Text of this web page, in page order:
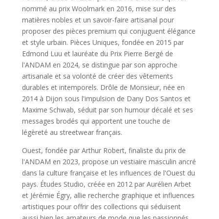
nommé au prix Woolmark en 2016, mise sur des
matières nobles et un savoir-faire artisanal pour
proposer des pièces premium qui conjuguent élégance
et style urbain. Pièces Uniques, fondée en 2015 par
Edmond Luu et lauréate du Prix Pierre Bergé de
l'ANDAM en 2024, se distingue par son approche
artisanale et sa volonté de créer des vêtements
durables et intemporels. Drôle de Monsieur, née en
2014 à Dijon sous l'impulsion de Dany Dos Santos et
Maxime Schwab, séduit par son humour décalé et ses
messages brodés qui apportent une touche de
légèreté au streetwear français.
Ouest, fondée par Arthur Robert, finaliste du prix de
l'ANDAM en 2023, propose un vestiaire masculin ancré
dans la culture française et les influences de l'Ouest du
pays. Études Studio, créée en 2012 par Aurélien Arbet
et Jérémie Égry, allie recherche graphique et influences
artistiques pour offrir des collections qui séduisent